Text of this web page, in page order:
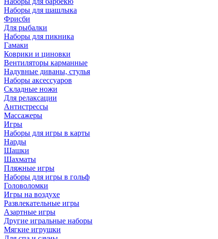
Наборы для шашлыка
Фрисби
Для рыбалки
Наборы для пикника
Гамаки
Коврики и циновки
Вентиляторы карманные
Надувные диваны, стулья
Наборы аксессуаров
Складные ножи
Для релаксации
Антистрессы
Массажеры
Игры
Наборы для игры в карты
Нарды
Шашки
Шахматы
Пляжные игры
Наборы для игры в гольф
Головоломки
Игры на воздухе
Развлекательные игры
Азартные игры
Другие игральные наборы
Мягкие игрушки